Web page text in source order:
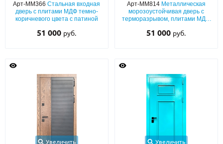
Арт-ММ366Стальная входная
дверь с плитами МДФ темно-
коричневого цвета с патиной
51 000 руб.
Арт-ММ814 Металлическая
морозоустойчивая дверь с
терморазрывом, плитами МДФ
объемным декором «лев»
51 000 руб.
Увеличить Увеличить